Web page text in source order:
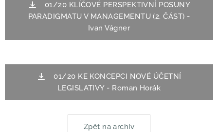
01/20 KLÍČOVÉ PERSPEKTIVNÍ POSUNY
PARADIGMATU V MANAGEMENTU (2. ČÁST) -
Ivan Vágner
01/20 KE KONCEPCI NOVÉ ÚČETNÍ
LEGISLATIVY - Roman Horák
Zpět na archiv